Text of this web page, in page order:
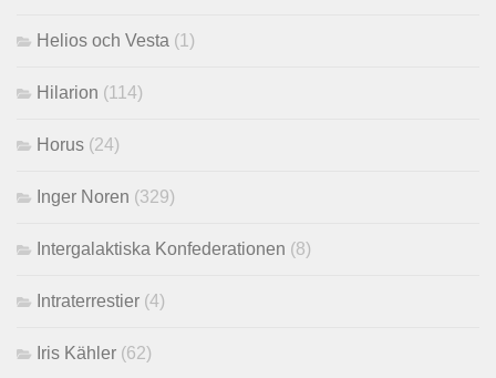
Helios och Vesta (1)
Hilarion (114)
Horus (24)
Inger Noren (329)
Intergalaktiska Konfederationen (8)
Intraterrestier (4)
Iris Kähler (62)